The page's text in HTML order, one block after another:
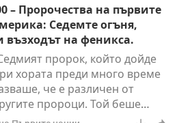
– Пророчества на първите
Седемте огъня,
възходът на феникса.
пророк, който дойде
хората преди много време
че е различен от
пророци. Той беше
и имаше странна светлина